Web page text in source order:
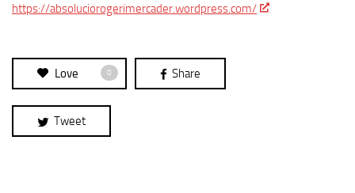
https://absoluciorogerimercader.wordpress.com/
Love 0 Share
Tweet